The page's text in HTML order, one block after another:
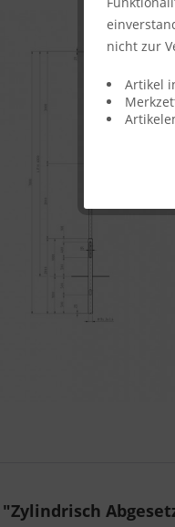
nicht zur
Artikel